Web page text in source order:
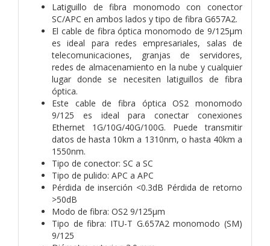
Latiguillo de fibra monomodo con conector
SC/APC en ambos lados y tipo de fibra G657A2.
El cable de fibra óptica monomodo de 9/125µm
es ideal para redes empresariales, salas de
telecomunicaciones, granjas de servidores,
redes de almacenamiento en la nube y cualquier
lugar donde se necesiten latiguillos de fibra
óptica.
Este cable de fibra óptica OS2 monomodo
9/125 es ideal para conectar conexiones
Ethernet 1G/10G/40G/100G. Puede transmitir
datos de hasta 10km a 1310nm, o hasta 40km a
1550nm.
Tipo de conector: SC a SC
Tipo de pulido: APC a APC
Pérdida de inserción <0.3dB Pérdida de retorno
>50dB
Modo de fibra: OS2 9/125µm
Tipo de fibra: ITU-T G.657A2 monomodo (SM)
9/125